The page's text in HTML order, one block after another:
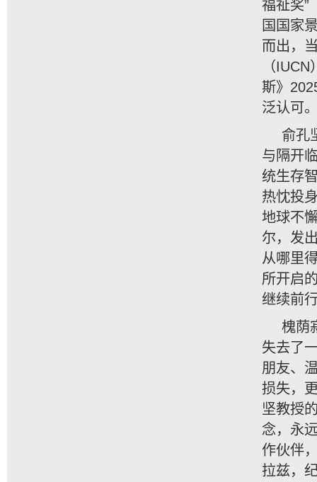
福祉奖”
国国家
而出，
（
斯》
泛认可
俞孔
与隔开
统生存
热忱投
地球不
尔，发
从哪里
所开启
继续前
槐荫
失去了
朋友、
损失，
坚教授
念，永
作伙伴
拉兹，